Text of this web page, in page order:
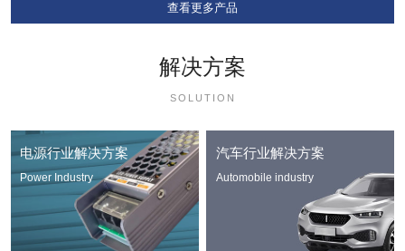
查看更多产品
解决方案
SOLUTION
电源行业解决方案
Power Industry
汽车行业解决方案
Automobile industry